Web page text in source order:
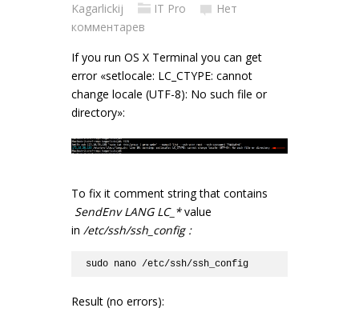
Kagarlickij
IT Pro
Нет
комментарев
If you run OS X Terminal you can get
error «setlocale: LC_CTYPE: cannot
change locale (UTF-8): No such file or
directory»:
To fix it comment string that contains
SendEnv LANG LC_*value
in /etc/ssh/ssh_config :
sudo nano /etc/ssh/ssh_config
Result (no errors):